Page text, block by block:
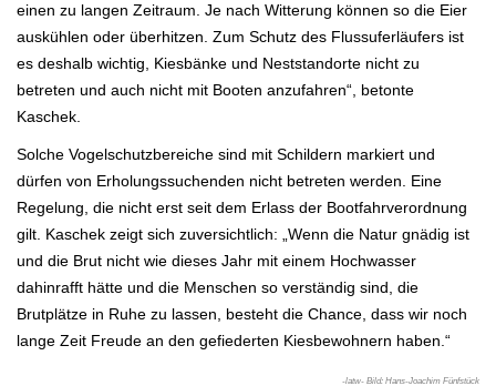
einen zu langen Zeitraum. Je nach Witterung können so die Eier
auskühlen oder überhitzen. Zum Schutz des Flussuferläufers ist
es deshalb wichtig, Kiesbänke und Neststandorte nicht zu
betreten und auch nicht mit Booten anzufahren“, betonte
Kaschek.
Solche Vogelschutzbereiche sind mit Schildern markiert und
dürfen von Erholungssuchenden nicht betreten werden. Eine
Regelung, die nicht erst seit dem Erlass der Bootfahrverordnung
gilt. Kaschek zeigt sich zuversichtlich: „Wenn die Natur gnädig ist
und die Brut nicht wie dieses Jahr mit einem Hochwasser
dahinrafft hätte und die Menschen so verständig sind, die
Brutplätze in Ruhe zu lassen, besteht die Chance, dass wir noch
lange Zeit Freude an den gefiederten Kiesbewohnern haben.“
-latw- Bild: Hans-Joachim Fünfstück